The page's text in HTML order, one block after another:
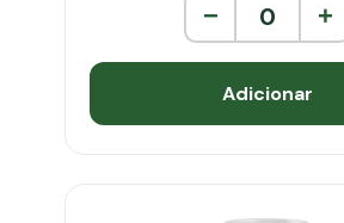
− 0 +
Adicionar